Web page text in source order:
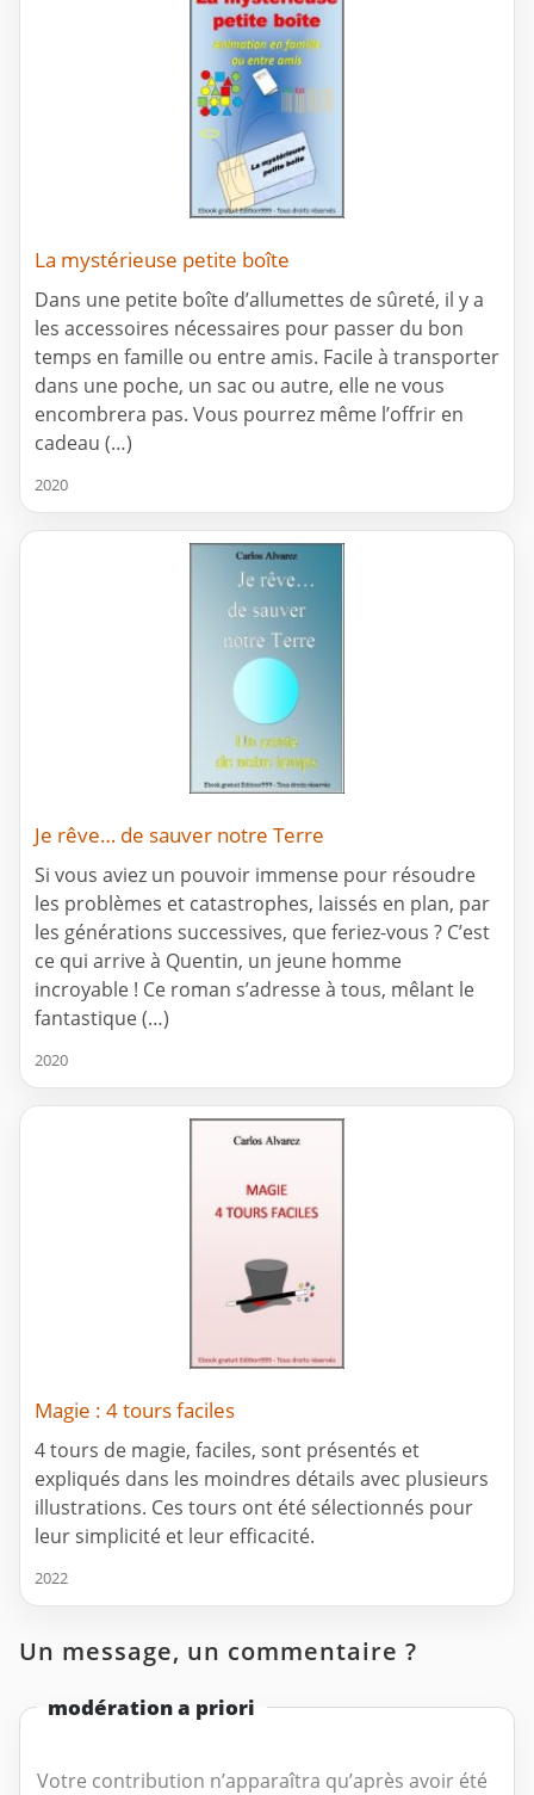
La mystérieuse petite boîte
Dans une petite boîte d’allumettes de sûreté, il y a
les accessoires nécessaires pour passer du bon
temps en famille ou entre amis. Facile à transporter
dans une poche, un sac ou autre, elle ne vous
encombrera pas. Vous pourrez même l’offrir en
cadeau (…)
2020
Je rêve… de sauver notre Terre
Si vous aviez un pouvoir immense pour résoudre
les problèmes et catastrophes, laissés en plan, par
les générations successives, que feriez-vous ? C’est
ce qui arrive à Quentin, un jeune homme
incroyable ! Ce roman s’adresse à tous, mêlant le
fantastique (…)
2020
Magie : 4 tours faciles
4 tours de magie, faciles, sont présentés et
expliqués dans les moindres détails avec plusieurs
illustrations. Ces tours ont été sélectionnés pour
leur simplicité et leur efficacité.
2022
Un message, un commentaire ?
modération a priori
Votre contribution n’apparaîtra qu’après avoir été